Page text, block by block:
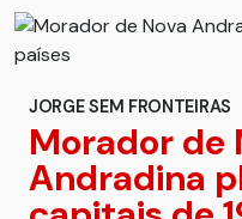
JORGE SEM FRONTEIRAS
Morador de
Andradina